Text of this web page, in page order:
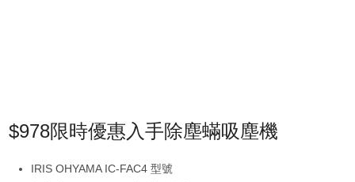
$978限時優惠入手除塵蟎吸塵機
IRIS OHYAMA IC-FAC4 型號